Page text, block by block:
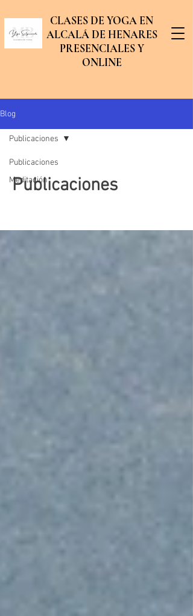
CLASES DE YOGA EN
ALCALÁ DE HENARES
PRESENCIALES Y
ONLINE
Blog
Publicaciones
Meditación
Publicaciones
Publicaciones